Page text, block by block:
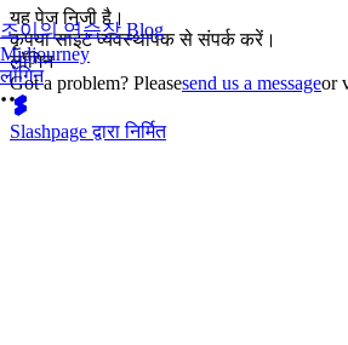
조이의 연습장 Blog
Midjourney
लॉगिन
यह पेज निजी है।
कृपया साइट व्यवस्थापक से संपर्क करें।
लॉगिन
Got a problem? Pleasesend us a messageor
Slashpage द्वारा निर्मित